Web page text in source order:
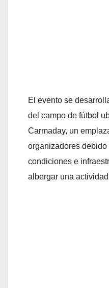
El evento se
del campo de fútbol
Carmaday, un
organizadores
condiciones e
albergar una